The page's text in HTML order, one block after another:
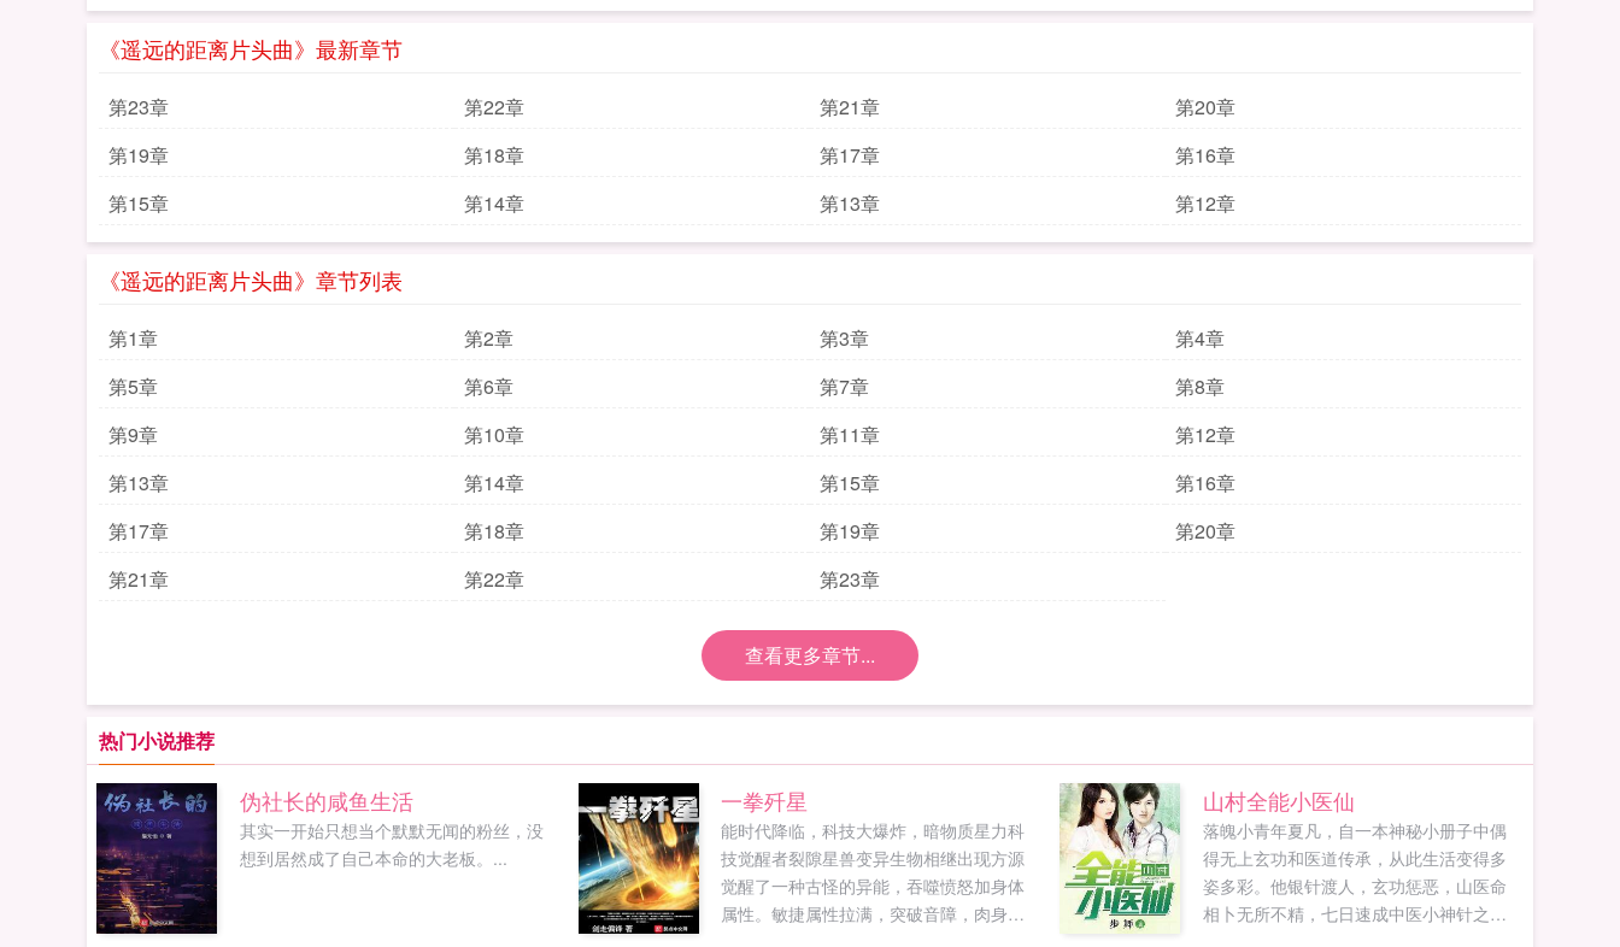
《遥远的距离片头曲》最新章节
第23章 第22章 第21章
第20章
第19章
第18章 第17章
第16章
第15章
第14章 第13章 第12章
《遥远的距离片头曲》章节列表
第1章 第2章 第3章
第4章
第5章
第6章 第7章
第8章
第9章
第10章 第11章
第12章
第13章
第14章 第15章
第16章
第17章
第18章 第19章
第20章
第21章
第22章 第23章
查看更多章节...
热门小说推荐
伪社长的咸鱼生活
其实一开始只想当个默默无闻的粉丝，没
想到居然成了自己本命的大老板。...
一拳歼星
能时代降临，科技大爆炸，暗物质星力科
技觉醒者裂隙星兽变异生物相继出现方源
觉醒了一种古怪的异能，吞噬愤怒加身体
属性。敏捷属性拉满，突破音障，肉身音
山村全能小医仙
落魄小青年夏凡，自一本神秘小册子中偶
得无上玄功和医道传承，从此生活变得多
姿多彩。他银针渡人，玄功惩恶，山医命
相卜无所不精，七日速成中医小神针之名